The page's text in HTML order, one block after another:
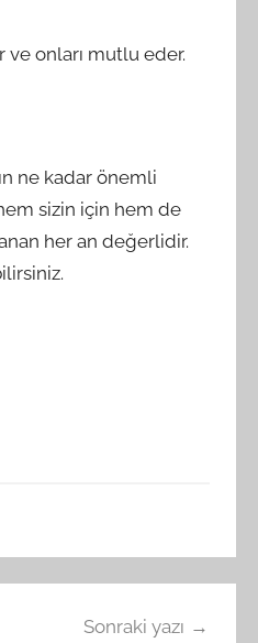
ve onları mutlu eder.
ne kadar önemli
sizin için hem de
her an değerlidir.
Sonraki yazı